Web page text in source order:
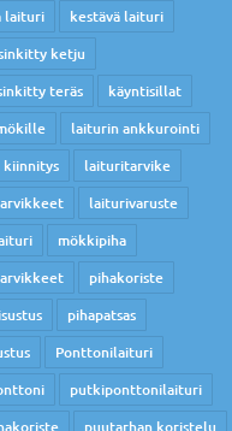
laituri
kestävä laituri
ketju
teräs
käyntisillat
laiturin ankkurointi
laituritarvike
laiturivaruste
mökkipiha
pihakoriste
pihapatsas
Ponttonilaituri
putkiponttonilaituri